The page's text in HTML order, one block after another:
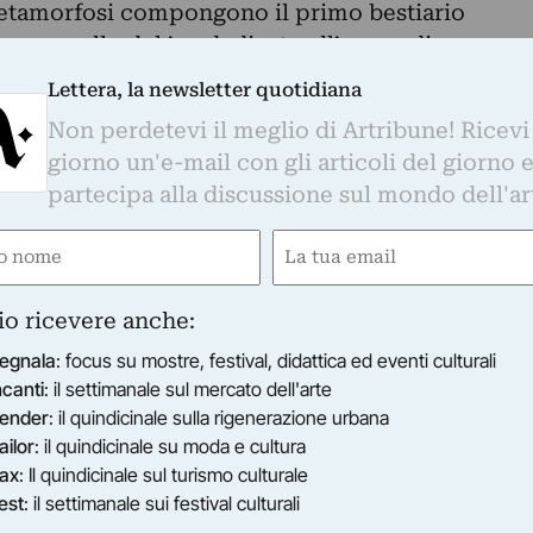
compongono il primo bestiario
quello del ’79 dedicato all’opera di
aspetto che la mostra si propone di
di opere realizzate tra il ‘50 e il ’79. Si
lo stretto legame fra la sua poetica e le
utilizzata, la stratificazione cromatica e la
di dar vita a quel immaginario surreale a
poesia dell’artista.
Lettera, la newsletter quotidiana
Non perdetevi il meglio di Artribune!
giorno un'e-mail con gli articoli del giorno
partecipa alla discussione sul mondo
Email
ricevere anche:
: focus su mostre, festival, didattica ed eventi culturali
: il settimanale sul mercato dell'arte
: il quindicinale sulla rigenerazione urbana
: il quindicinale su moda e cultura
: Il quindicinale sul turismo culturale
: il settimanale sui festival culturali